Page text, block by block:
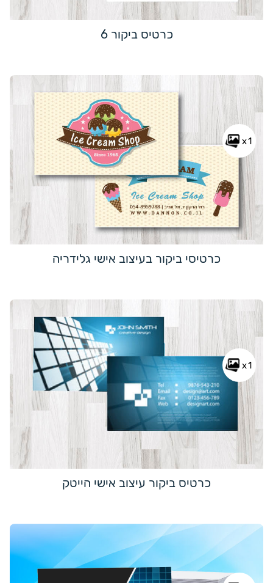
כרטיס ביקור 6
x1
כרטיסי ביקור בעיצוב אישי גלידריה
x1
כרטיס ביקור עיצוב אישי הייטק